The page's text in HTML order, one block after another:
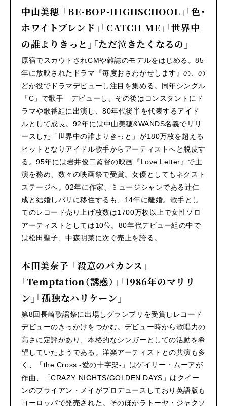
中山美穂 「BE-BOP-HIGHSCHOOL」「色・
ホワイトブレンド」「CATCH ME」「世界中
の誰よりきっと」「ただ泣きたくなるの」
原宿でスカウトされCMや雑誌のモデルをはじめる。85
年に放映されたドラマ『毎度おさわがせします』の、の
どか役でドラマデビューし注目を集める。同年シングル
「C」で歌手 デビューし、その後はコンスタントにド
ラマや歌番組に出演し、80年代後半を代表するアイド
ルとして成長。92年には中山美穂&WANDS名義でリリ
ースした「世界中の誰よりきっと」が180万枚を超える
ヒットとなりアイドル歌手からアーティストへと脱皮す
る。95年には岩井俊二監督の映画『Love Letter』で主
演を務め、数々の映画祭で受賞。女優としてもネクスト
ステージへ。02年に作家、ミュージシャンである辻仁
成と結婚しパリに移住するも、14年に離婚。歌手とし
てのレコード売り上げ枚数は1700万枚以上で女性ソロ
アーティストとしては10位。80年代デビュー組の中で
は松田聖子、中森明菜に次ぐ売上を誇る。
本田美奈子 「殺意のバカンス」
「Temptation（誘惑）」「1986年のマリリ
ン」「孤独なハリケーン」
第8回長崎歌謡祭に出場しグランプリを受賞しレコード
デビューのきっかけをつかむ。デビュー時から歌唱力の
高さに定評があり、本格的なシンガーとしての活動を希
望していたようである。洋楽アーティストとの共演も多
く、「the Cross -愛の十字架-」はゲイリー・ムーアが
作曲、「CRAZY NIGHTS/GOLDEN DAYS」はクイー
ンのブライアン・メイがプロデュースしており英語版も
ヨーロッパで発売された。そのほかラトーヤ・ジャクソ